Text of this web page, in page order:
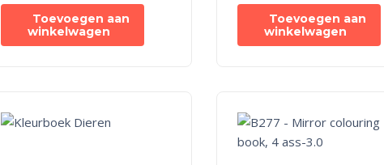
Toevoegen aan
winkelwagen
Toevoegen aan
winkelwagen